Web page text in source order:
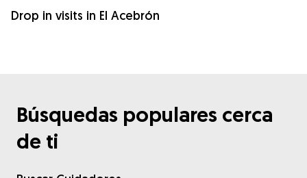
Drop in visits in El Acebrón
Búsquedas populares cerca
de ti